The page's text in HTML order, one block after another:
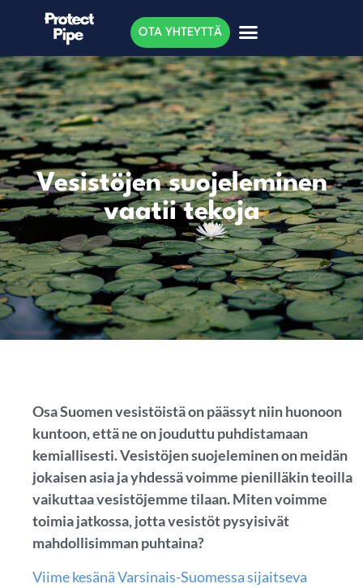
OTA YHTEYTTÄ
Vesistöjen suojeleminen
vaatii tekoja
Osa Suomen vesistöistä on päässyt niin huonoon
kuntoon, että ne on jouduttu puhdistamaan
kemiallisesti. Vesistöjen suojeleminen on meidän
jokaisen asia ja yhdessä voimme pienilläkin teoilla
vaikuttaa vesistöjemme tilaan.Miten voimme
toimia jatkossa, jotta vesistöt pysyisivät
mahdollisimman puhtaina?
Viime kesänä Varsinais-Suomessa sijaitseva